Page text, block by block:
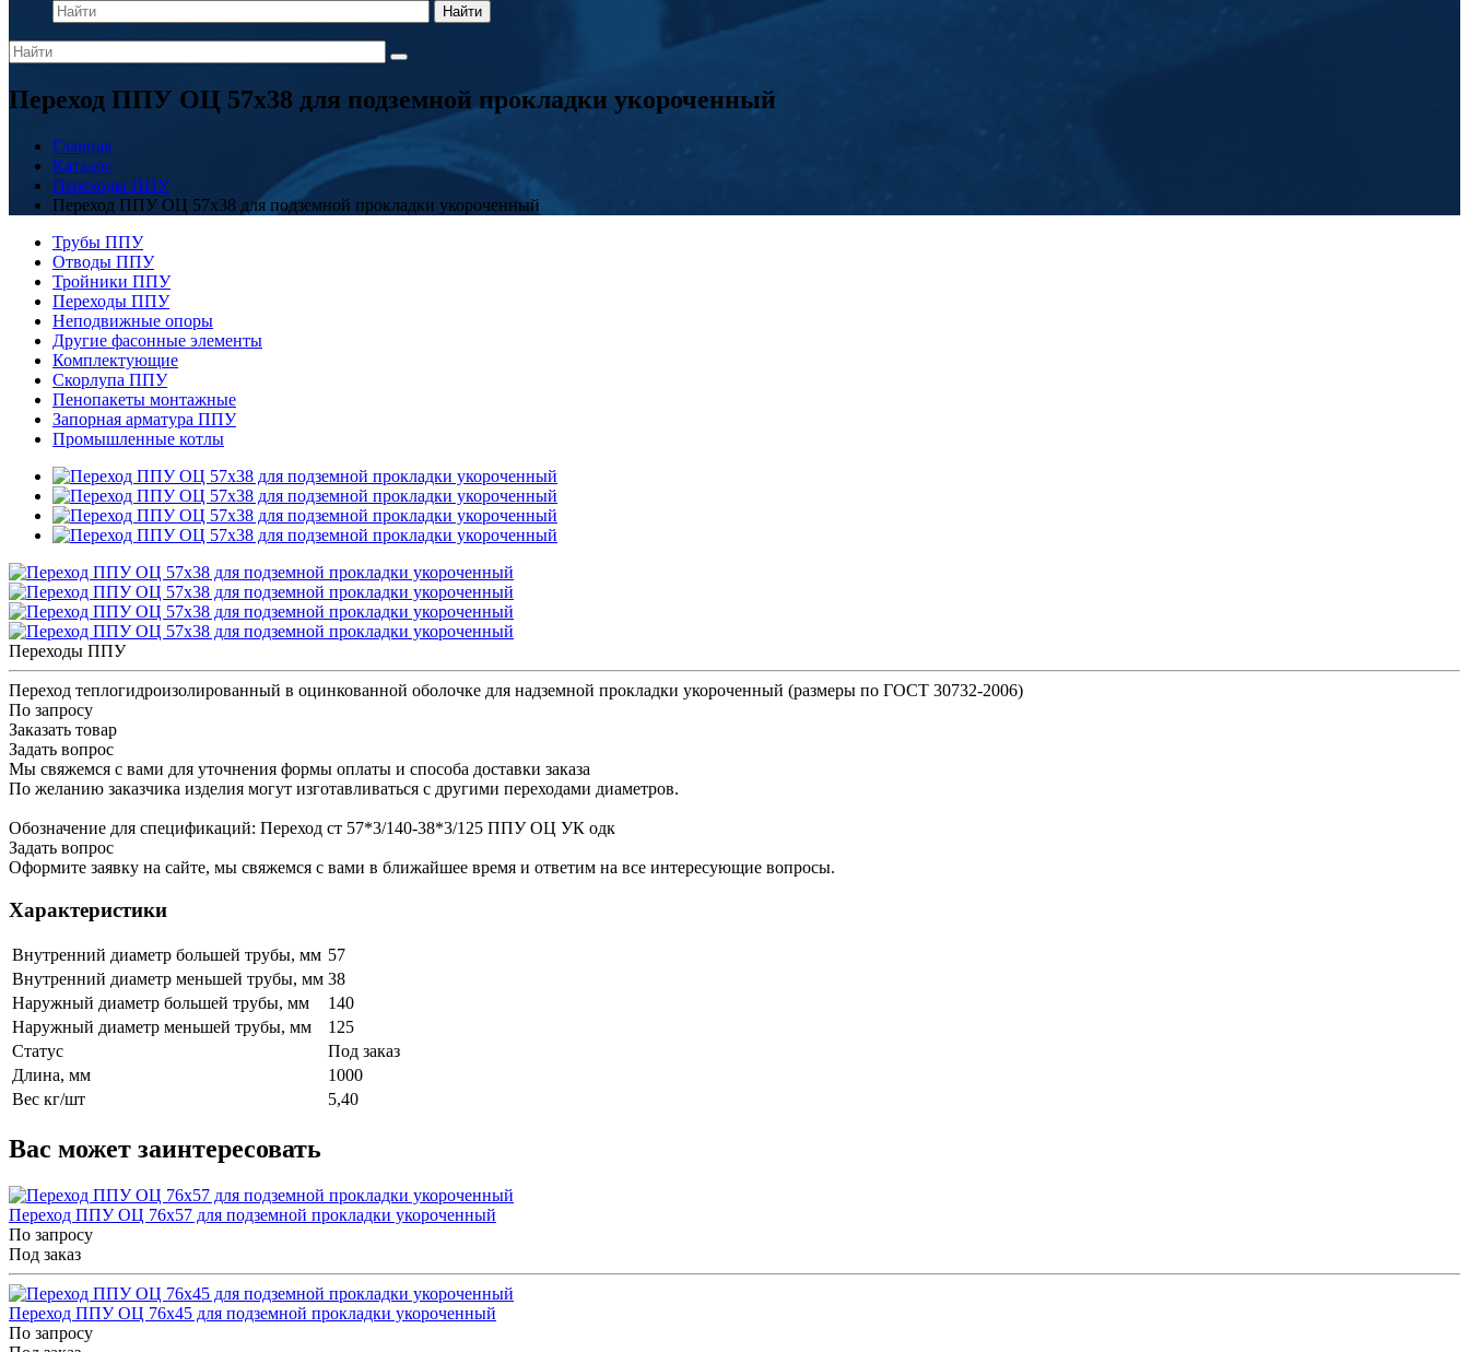
Найти
Переход ППУ ОЦ 57x38 для подземной прокладки укороченный
Главная
Каталог
Переходы ППУ
Переход ППУ ОЦ 57x38 для подземной прокладки укороченный
Трубы ППУ
Отводы ППУ
Тройники ППУ
Переходы ППУ
Неподвижные опоры
Другие фасонные элементы
Комплектующие
Скорлупа ППУ
Пенопакеты монтажные
Запорная арматура ППУ
Промышленные котлы
Переходы ППУ
Переход теплогидроизолированный в оцинкованной оболочке для надземной прокладки укороченный (размеры по ГОСТ 30732-2006)
По запросу
Заказать товар
Задать вопрос
Мы свяжемся с вами для уточнения формы оплаты и способа доставки заказа
По желанию заказчика изделия могут изготавливаться с другими переходами диаметров.
Обозначение для спецификаций: Переход ст 57*3/140-38*3/125 ППУ ОЦ УК одк
Задать вопрос
Оформите заявку на сайте, мы свяжемся с вами в ближайшее время и ответим на все интересующие вопросы.
Характеристики
Внутренний диаметр большей трубы, мм 57
Внутренний диаметр меньшей трубы, мм 38
Наружный диаметр большей трубы, мм
140
Наружный диаметр меньшей трубы, мм
125
Статус
Под заказ
Длина, мм
1000
Вес кг/шт
5,40
Вас может заинтересовать
Переход ППУ ОЦ 76x57 для подземной прокладки укороченный
По запросу
Под заказ
Переход ППУ ОЦ 76x45 для подземной прокладки укороченный
По запросу